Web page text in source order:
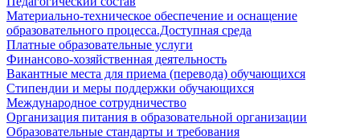
Материально-техническое обеспечение и оснащение
образовательного процесса.Доступная среда
Платные образовательные услуги
Финансово-хозяйственная деятельность
Вакантные места для приема (перевода) обучающихся
Стипендии и меры поддержки обучающихся
Международное сотрудничество
Организация питания в образовательной организации
Образовательные стандарты и требования